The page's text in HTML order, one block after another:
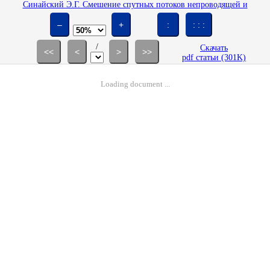
Синайский Э.Г. Смешение спутных потоков непроводящей и
проводящей жидкости в плоском канале // Изв. АН СССР. МЖГ. 1973.
№ 6. С. 25-29.
– + : : : :
<< <
/
> >>
Скачать
pdf статьи (301K)
Loading document ...